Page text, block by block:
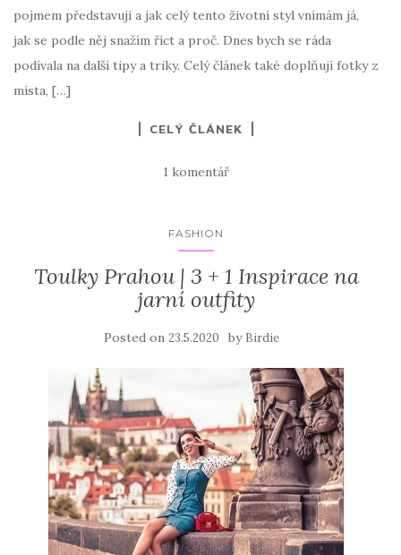
pojmem představuji a jak celý tento životní styl vnímám já,
jak se podle něj snažím říct a proč. Dnes bych se ráda
podívala na další tipy a triky. Celý článek také doplňují fotky z
místa, […]
CELÝ ČLÁNEK
1 komentář
FASHION
Toulky Prahou | 3 + 1 Inspirace na
jarní outfity
Posted on 23.5.2020 by Birdie